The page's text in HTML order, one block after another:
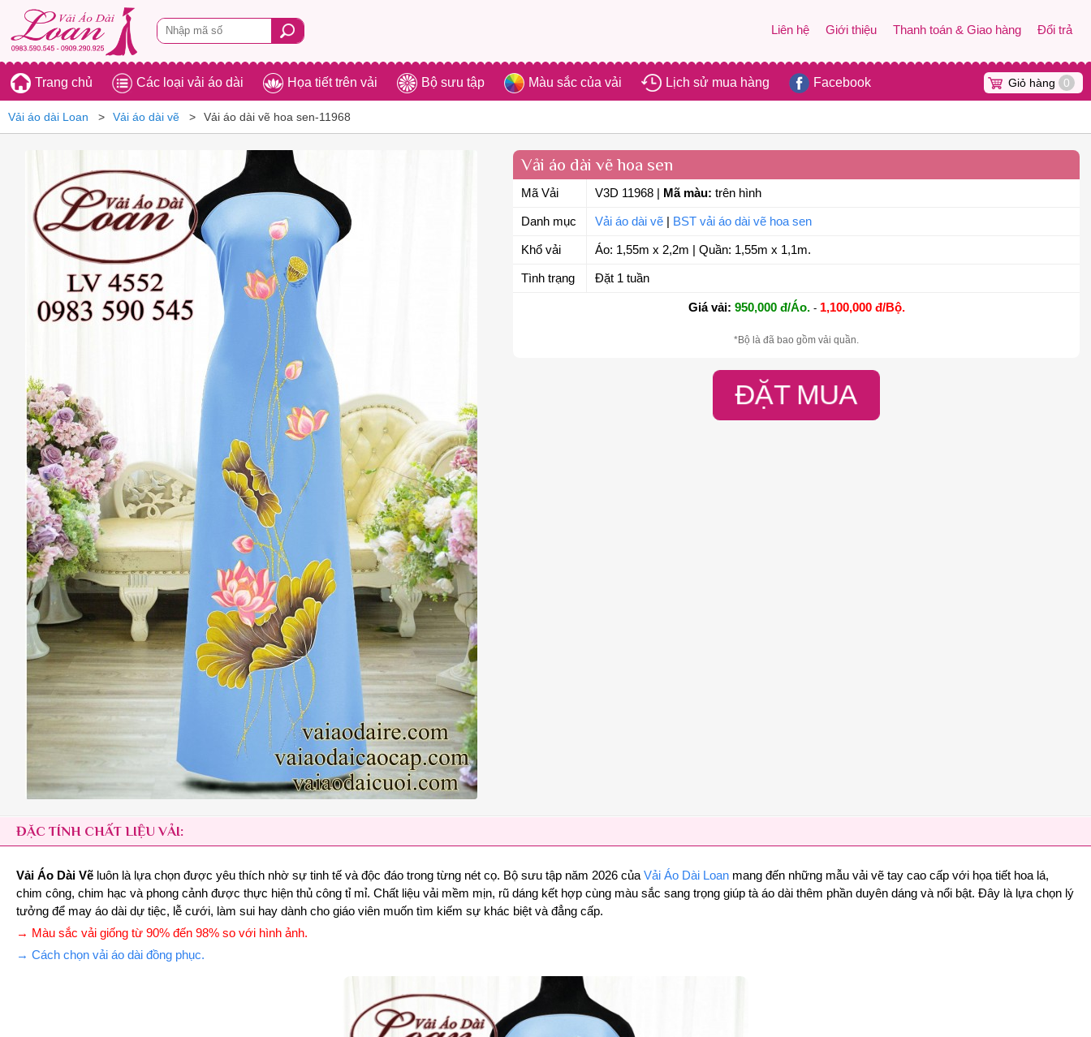
Liên hệ Giới thiệu Thanh toán & Giao hàng Đổi trả
Trang chủ Các loại vải áo dài Họa tiết trên vải Bộ sưu tập Màu sắc của vải Lịch sử mua hàng Facebook Giỏ hàng 0
Vải áo dài Loan Vải áo dài vẽ Vải áo dài vẽ hoa sen-11968
Vải áo dài vẽ hoa sen
Mã Vải V3D 11968 Mã màu: trên hình
Danh mục Vải áo dài vẽ BST vải áo dài vẽ hoa sen
Khổ vải Áo: 1,55m x 2,2m | Quần: 1,55m x 1,1m.
Tình trạng Đặt 1 tuần
Giá vải: 950,000 đ/Áo.- 1,100,000 đ/Bộ.
*Bộ là đã bao gồm vải quần.
ĐẶT MUA
ĐẶC TÍNH CHẤT LIỆU VẢI:
Vải Áo Dài Vẽ luôn là lựa chọn được yêu thích nhờ sự tinh tế và độc đáo trong từng nét cọ. Bộ sưu tập năm 2026 của Vải Áo Dài Loan mang đến những mẫu vải vẽ tay cao cấp với họa tiết hoa lá,
chim công, chim hạc và phong cảnh được thực hiện thủ công tỉ mỉ. Chất liệu vải mềm mịn, rũ dáng kết hợp cùng màu sắc sang trọng giúp tà áo dài thêm phần duyên dáng và nổi bật. Đây là lựa chọn lý
tưởng để may áo dài dự tiệc, lễ cưới, làm sui hay dành cho giáo viên muốn tìm kiếm sự khác biệt và đẳng cấp.
→ Màu sắc vải giống từ 90% đến 98% so với hình ảnh.
→ Cách chọn vải áo dài đồng phục.